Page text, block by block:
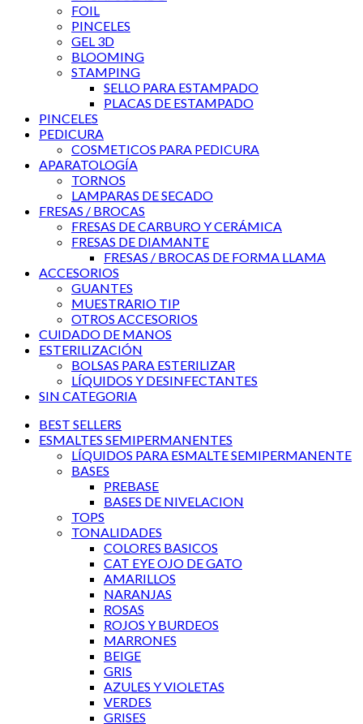
FOIL
PINCELES
GEL 3D
BLOOMING
STAMPING
SELLO PARA ESTAMPADO
PLACAS DE ESTAMPADO
PINCELES
PEDICURA
COSMETICOS PARA PEDICURA
APARATOLOGÍA
TORNOS
LAMPARAS DE SECADO
FRESAS / BROCAS
FRESAS DE CARBURO Y CERÁMICA
FRESAS DE DIAMANTE
FRESAS / BROCAS DE FORMA LLAMA
ACCESORIOS
GUANTES
MUESTRARIO TIP
OTROS ACCESORIOS
CUIDADO DE MANOS
ESTERILIZACIÓN
BOLSAS PARA ESTERILIZAR
LÍQUIDOS Y DESINFECTANTES
SIN CATEGORIA
BEST SELLERS
ESMALTES SEMIPERMANENTES
LÍQUIDOS PARA ESMALTE SEMIPERMANENTE
BASES
PREBASE
BASES DE NIVELACION
TOPS
TONALIDADES
COLORES BASICOS
CAT EYE OJO DE GATO
AMARILLOS
NARANJAS
ROSAS
ROJOS Y BURDEOS
MARRONES
BEIGE
GRIS
AZULES Y VIOLETAS
VERDES
GRISES